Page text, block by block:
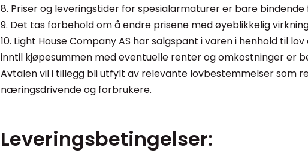
8. Priser og leveringstider for spesialarmaturer er bare
9. Det tas forbehold om å endre prisene med øyeblikkelig
10. Light House Company AS har salgspant i varen i henhold til
inntil kjøpesummen med eventuelle renter og omkostninger er
Avtalen vil i tillegg bli utfylt av relevante lovbestemmelser som
næringsdrivende og forbrukere.
Leveringsbetingelser: